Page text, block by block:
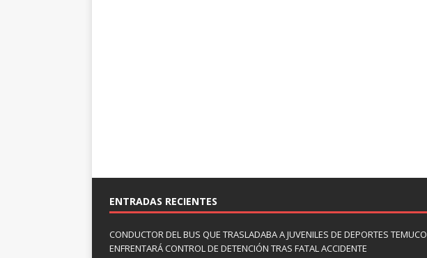
ENTRADAS RECIENTES
CONDUCTOR DEL BUS QUE TRASLADABA A JUVENILES DE DEPORTES TEMUCO
ENFRENTARÁ CONTROL DE DETENCIÓN TRAS FATAL ACCIDENTE